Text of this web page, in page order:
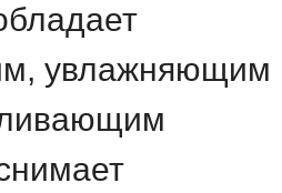
увлажняющим